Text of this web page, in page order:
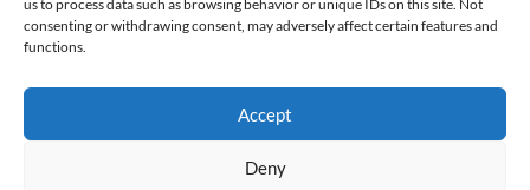
us to process data such as browsing behavior or unique IDs on this site. Not
consenting or withdrawing consent, may adversely affect certain features and
functions.
Accept
Deny
home adatvédelem impresszum kapcsolat